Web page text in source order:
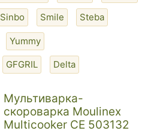
Sinbo Smile Steba
Yummy
GFGRIL Delta
Мультиварка-
скороварка Moulinex
Multicooker CE 503132